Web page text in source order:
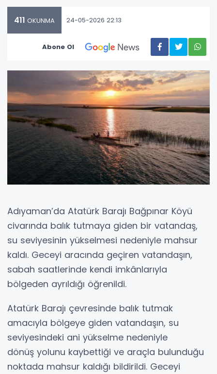
411 OKUNMA 24-05-2026 22:13
Abone Ol
Adıyaman’da Atatürk Barajı Bağpınar Köyü
civarında balık tutmaya giden bir vatandaş,
su seviyesinin yükselmesi nedeniyle mahsur
kaldı. Geceyi aracında geçiren vatandaşın,
sabah saatlerinde kendi imkânlarıyla
bölgeden ayrıldığı öğrenildi.
Atatürk Barajı çevresinde balık tutmak
amacıyla bölgeye giden vatandaşın, su
seviyesindeki ani yükselme nedeniyle
dönüş yolunu kaybettiği ve araçla bulunduğu
noktada mahsur kaldığı bildirildi. Geceyi